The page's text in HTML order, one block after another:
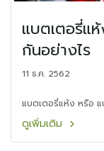
แบตเตอรี่แ
กันอย่างไร
11 ธ.ค. 2562
แบตเตอรี่แห้ง หรือ
ดูเพิ่มเติม